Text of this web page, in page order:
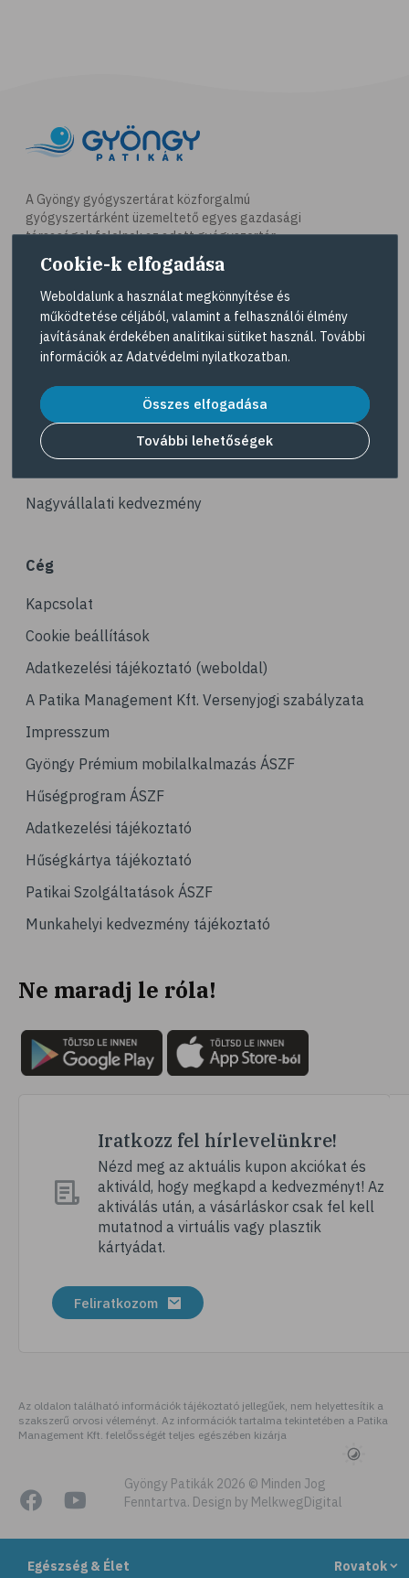
Egészség & Élet Rovatok
# kardioedzés
# jóga
# nordic walking
# testmozgás
# kocogás
# túrázás
# stresszcsökkentés
# gyaloglás
# ízületi gyulladás
# tornagyakorlatok
# edzés
# fizikai aktivitás
# gyorsgyaloglás
# relaxáció
# sportolás
# sípálya
# sífutás
# curling
# Egészség
# immunrendszer
# izomerősítés
# utazás
# nyaralás
# szúnyog
# szúnyogcsípés
# tábor
# nyári tábor
# csomagolás
# felszerelés
# folyadékfogyasztás
# strandolás
# strandétel
# kalória
# hányinger
A Gyöngy gyógyszertárat közforgalmú
gyógyszertárként üzemeltető egyes gazdasági
társaságok felelnek az adott gyógyszertár
működésért. A Gyöngy gyógyszertárak listáját és
elérhetőségeit a Gyógyszertár kereső
tekintheti meg.
Navigáció
Dermokozmetikumok
Gyöngy Patika Magazin
Nagyvállalati kedvezmény
Cég
Kapcsolat
Cookie beállítások
Adatkezelési tájékoztató (weboldal)
A Patika Management Kft. Versenyjogi szabályzata
Impresszum
Gyöngy Prémium mobilalkalmazás ÁSZF
Hűségprogram ÁSZF
Adatkezelési tájékoztató
Hűségkártya tájékoztató
Patikai Szolgáltatások ÁSZF
Munkahelyi kedvezmény tájékoztató
Ne maradj le róla!
Iratkozz fel hírlevelünkre!
Nézd meg az aktuális kupon akciókat és
aktiváld, hogy megkapd a kedvezményt! Az
aktiválás után, a vásárláskor csak fel kell
mutatnod a virtuális vagy plasztik
kártyádat.
Feliratkozom
Az oldalon található információk tájékoztató jellegűek, nem helyettesítik a
szakszerű orvosi véleményt. Az információk tartalma tekintetében a Patika
Management Kft. felelősségét teljes egészében kizárja
Gyöngy Patikák 2026 © Minden Jog
Fenntartva. Design by MelkwegDigital
Cookie-k elfogadása
Weboldalunk a használat megkönnyítése és
működtetése céljából, valamint a felhasználói élmény
javításának érdekében analitikai sütiket használ. További
információk az Adatvédelmi nyilatkozatban.
Összes elfogadása
További lehetőségek